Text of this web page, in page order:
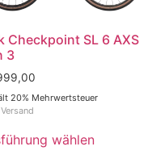
Checkpoint SL 6 AXS
3
20% Mehrwertsteuer
Versand
wählen